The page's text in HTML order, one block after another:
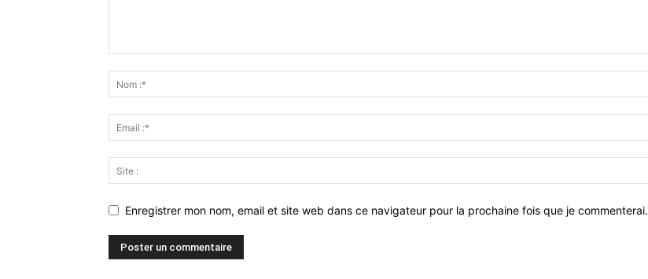
Enregistrer mon nom, email et site web dans ce navigateur pour la prochaine fois que je commenterai.